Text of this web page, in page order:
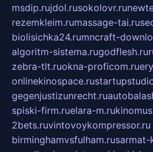
msdip.rujdol.rusokolovr.ru
rezemkleim.rumassage-tai.ru
biolisichka24.rumncraft-
algoritm-sistema.rugodflesh.ru
zebra-tlt.ruokna-proficom.ru
onlinekinospace.ru
gegenjustizunrecht.ru
spiski-firm.ruelara-m.ru
2bets.ruvintovoykompressor.ru
birminghamvsfulham.rusarmat-